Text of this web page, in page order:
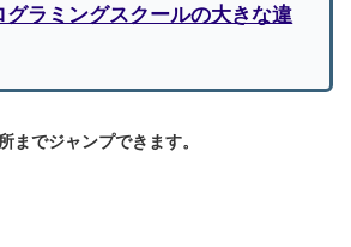
グラミングスクールの大きな違
までジャンプできます。